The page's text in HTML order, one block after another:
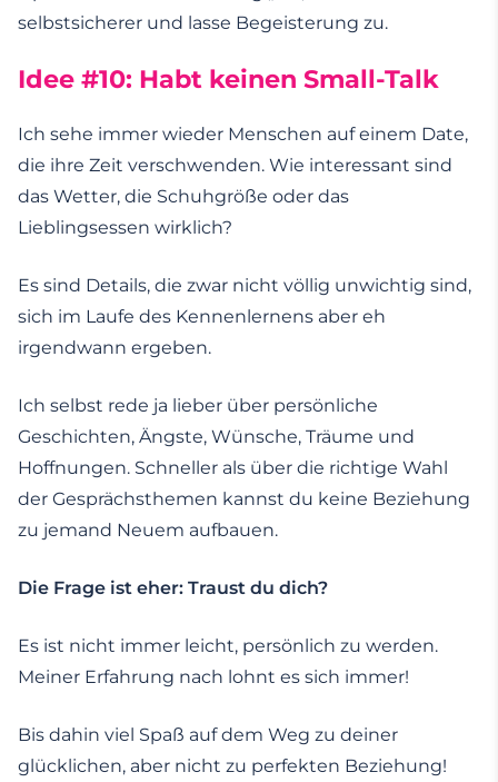
selbstsicherer und lasse Begeisterung zu.
Idee #10: Habt keinen Small-Talk
Ich sehe immer wieder Menschen auf einem Date,
die ihre Zeit verschwenden. Wie interessant sind
das Wetter, die Schuhgröße oder das
Lieblingsessen wirklich?
Es sind Details, die zwar nicht völlig unwichtig sind,
sich im Laufe des Kennenlernens aber eh
irgendwann ergeben.
Ich selbst rede ja lieber über persönliche
Geschichten, Ängste, Wünsche, Träume und
Hoffnungen. Schneller als über die richtige Wahl
der Gesprächsthemen kannst du keine Beziehung
zu jemand Neuem aufbauen.
Die Frage ist eher: Traust du dich?
Es ist nicht immer leicht, persönlich zu werden.
Meiner Erfahrung nach lohnt es sich immer!
Bis dahin viel Spaß auf dem Weg zu deiner
glücklichen, aber nicht zu perfekten Beziehung!